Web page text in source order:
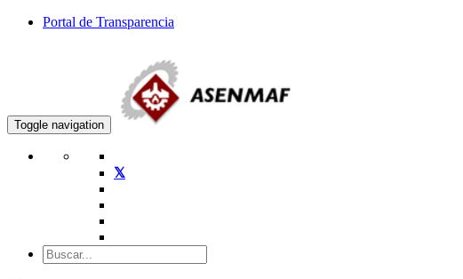
Portal de Transparencia
Toggle navigation